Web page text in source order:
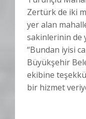
Zertürk de iki
yer alan
sakinlerinin de
“Bundan iyisi
Büyükşehir
ekibine
bir hizmet